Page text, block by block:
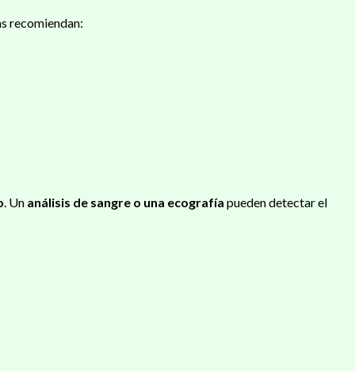
recomiendan:
. Un análisis de sangre o una ecografía pueden detectar el